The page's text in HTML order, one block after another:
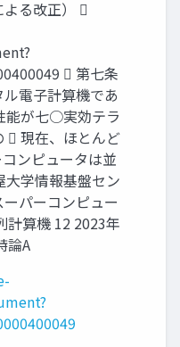
る改正） 
 第七条
電子計算機であ
能が七○実効テラ
 現在、ほとんど
ンピュータは並
学情報基盤セン
パーコンピュー
計算機 12 2023年
論A